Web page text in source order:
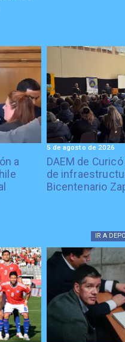
a
DAEM de
de
Bicentenario
5 de agosto de 2026
IR A